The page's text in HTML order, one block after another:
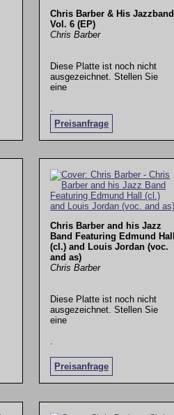
Chris Barber & His Jazzband
Vol. 6 (EP)
Chris Barber
Diese Platte ist noch nicht
ausgezeichnet. Stellen Sie
eine
Preisanfrage
Chris Barber and his Jazz
Band Featuring Edmund Hall
(cl.) and Louis Jordan (voc.
and as)
Chris Barber
Diese Platte ist noch nicht
ausgezeichnet. Stellen Sie
eine
Preisanfrage
.